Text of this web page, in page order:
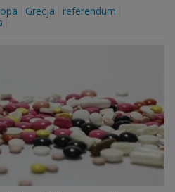
Grecja
referendum